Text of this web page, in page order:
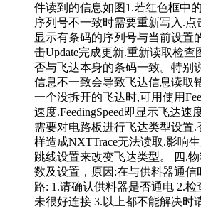
件读到的信息如图1.若红色框中
序列号不一致时需要重新写入.
显示有条码的序列号与当前设置
击Update完成更新.重新读取检查
否与飞达本身的条码一致。特别
信息不一致会导致飞达信息读取
一个没拆开的飞达时,可用使用
速度.FeedingSpeed即显示飞达
需要对电路板进行飞达类型设置
样造成NXTTrace无法读取.影响
跳线设置来改变飞达类型。 四.
数及设置，原因:在与供料器通信
路: 1.请确认供料器是否通电 2.
未很好连接 3.以上都不能解决时